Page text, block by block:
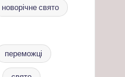
новорічне свято
переможці